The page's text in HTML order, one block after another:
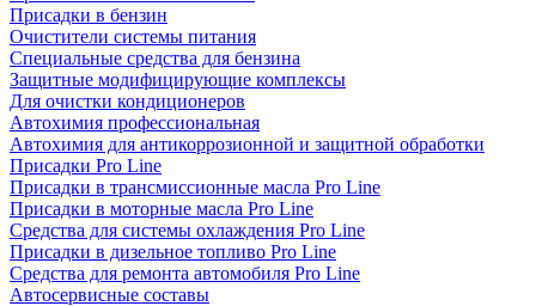
Присадки в бензин
Очистители системы питания
Специальные срeдства для бензина
Защитные модифицирующие комплексы
Для очистки кондиционеров
Автохимия профессиональная
Автохимия для антикоррозионной и защитной обработки
Присадки Pro Line
Присадки в трансмиссионные масла Pro Line
Присадки в моторные масла Pro Line
Средства для системы охлаждения Pro Line
Присадки в дизельное топливо Pro Line
Средства для ремонта автомобиля Pro Line
Автосервисные составы